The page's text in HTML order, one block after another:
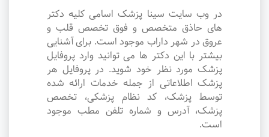
در وب سایت سینا پزشک اسامی کلیه دکتر
های حاذق متخصص و فوق تخصص قلب و
عروق در شهر داراب موجود است. برای آشنایی
بیشتر با این دکتر ها می توانید وارد پروفایل
پزشک مورد نظر خود شوید. در پروفایل هر
پزشک اطلاعاتی از جمله خدمات ارائه شده
توسط پزشک، کد نظام پزشکی، تخصص
پزشک، آدرس و شماره تلفن مطب موجود
است.